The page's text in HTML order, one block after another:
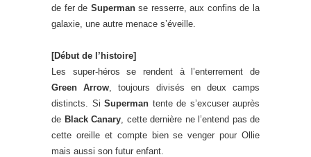
de fer de Supermanse resserre, aux confins de la
galaxie, une autre menace s’éveille.
[Début de l’histoire]
Les super-héros se rendent à l’enterrement de
Green Arrow, toujours divisés en deux camps
distincts. Si Superman tente de s’excuser auprès
de Black Canary, cette dernière ne l’entend pas de
cette oreille et compte bien se venger pour Ollie
mais aussi son futur enfant.